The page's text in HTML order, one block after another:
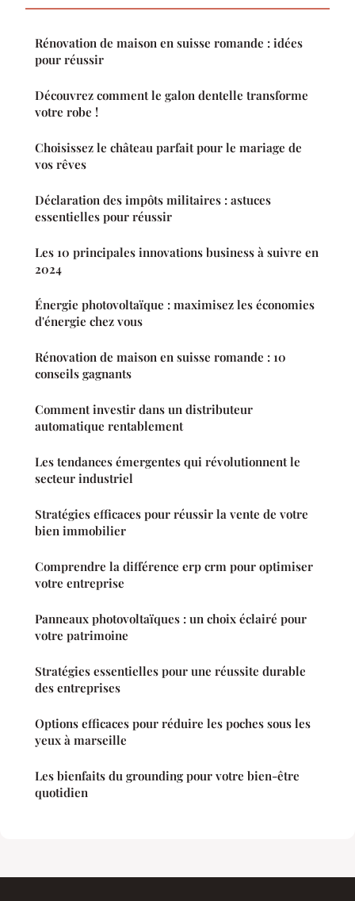
Rénovation de maison en suisse romande : idées
pour réussir
Découvrez comment le galon dentelle transforme
votre robe !
Choisissez le château parfait pour le mariage de
vos rêves
Déclaration des impôts militaires : astuces
essentielles pour réussir
Les 10 principales innovations business à suivre en
2024
Énergie photovoltaïque : maximisez les économies
d'énergie chez vous
Rénovation de maison en suisse romande : 10
conseils gagnants
Comment investir dans un distributeur
automatique rentablement
Les tendances émergentes qui révolutionnent le
secteur industriel
Stratégies efficaces pour réussir la vente de votre
bien immobilier
Comprendre la différence erp crm pour optimiser
votre entreprise
Panneaux photovoltaïques : un choix éclairé pour
votre patrimoine
Stratégies essentielles pour une réussite durable
des entreprises
Options efficaces pour réduire les poches sous les
yeux à marseille
Les bienfaits du grounding pour votre bien-être
quotidien